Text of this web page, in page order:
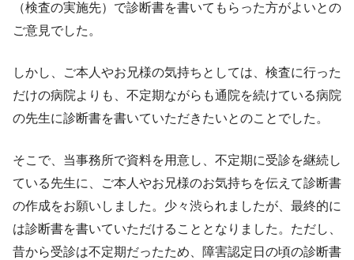
（検査の実施先）で診断書を書いてもらった方がよいとの
ご意見でした。
しかし、ご本人やお兄様の気持ちとしては、検査に行った
だけの病院よりも、不定期ながらも通院を続けている病院
の先生に診断書を書いていただきたいとのことでした。
そこで、当事務所で資料を用意し、不定期に受診を継続し
ている先生に、ご本人やお兄様のお気持ちを伝えて診断書
の作成をお願いしました。少々渋られましたが、最終的に
は診断書を書いていただけることとなりました。ただし、
昔から受診は不定期だったため、障害認定日の頃の診断書